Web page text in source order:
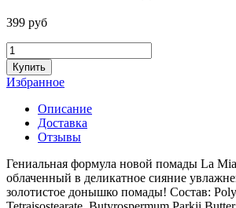
399 руб
Купить
Избранное
Описание
Доставка
Отзывы
Гениальная формула новой помады La
облаченный в деликатное сияние
золотистое донышко помады! Состав: